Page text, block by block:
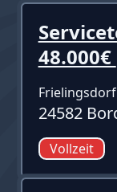
48.000€
24582
Vollzeit